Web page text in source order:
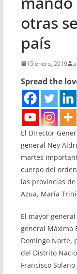
otras
país
15 enero, 2019
Spread the
El Director
general Ney
martes
cuerpo del
las provincias
Azua, María
El mayor
general Máximo
Domingo Norte,
del Distrito
Francisco Solano